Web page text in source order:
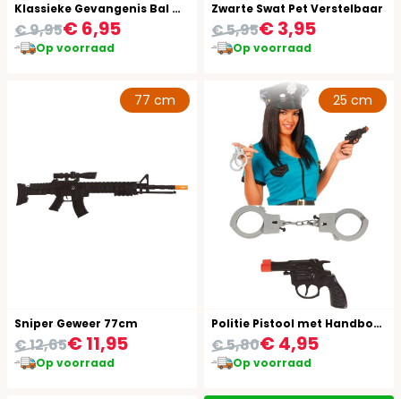
Klassieke Gevangenis Bal met Ketting
€ 6,95
€ 9,95
Op voorraad
Zwarte Swat Pet Verstelbaar
€ 3,95
€ 5,95
Op voorraad
77 cm
Sniper Geweer 77cm
€ 11,95
€ 12,65
Op voorraad
25 cm
Politie Pistool met Handboeien
€ 4,95
€ 5,80
Op voorraad